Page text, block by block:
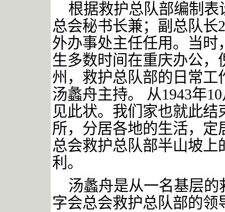
根据救护总队部编制
总会秘书长兼；副总队长
外办事处主任任用。当
生多数时间在重庆办公
州，救护总队部的日常
汤蠡舟主持。
从1943年10
见此状。我们家也就此
所，分居各地的生活，
总会救护总队部半山坡
利。
汤蠡舟是从一名基层
字会总会救护总队部的领